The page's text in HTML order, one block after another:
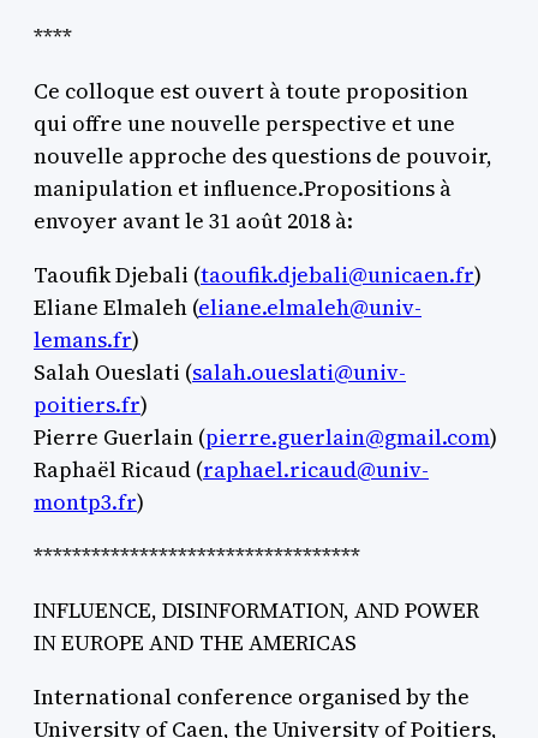
****
Ce colloque est ouvert à toute proposition
qui offre une nouvelle perspective et une
nouvelle approche des questions de pouvoir,
manipulation et influence.Propositions à
envoyer avant le 31 août 2018 à:
Taoufik Djebali (taoufik.djebali@unicaen.fr)
Eliane Elmaleh (eliane.elmaleh@univ-
lemans.fr)
Salah Oueslati (salah.oueslati@univ-
poitiers.fr)
Pierre Guerlain (pierre.guerlain@gmail.com)
Raphaël Ricaud (raphael.ricaud@univ-
montp3.fr)
**********************************
INFLUENCE, DISINFORMATION, AND POWER
IN EUROPE AND THE AMERICAS
International conference organised by the
University of Caen, the University of Poitiers,